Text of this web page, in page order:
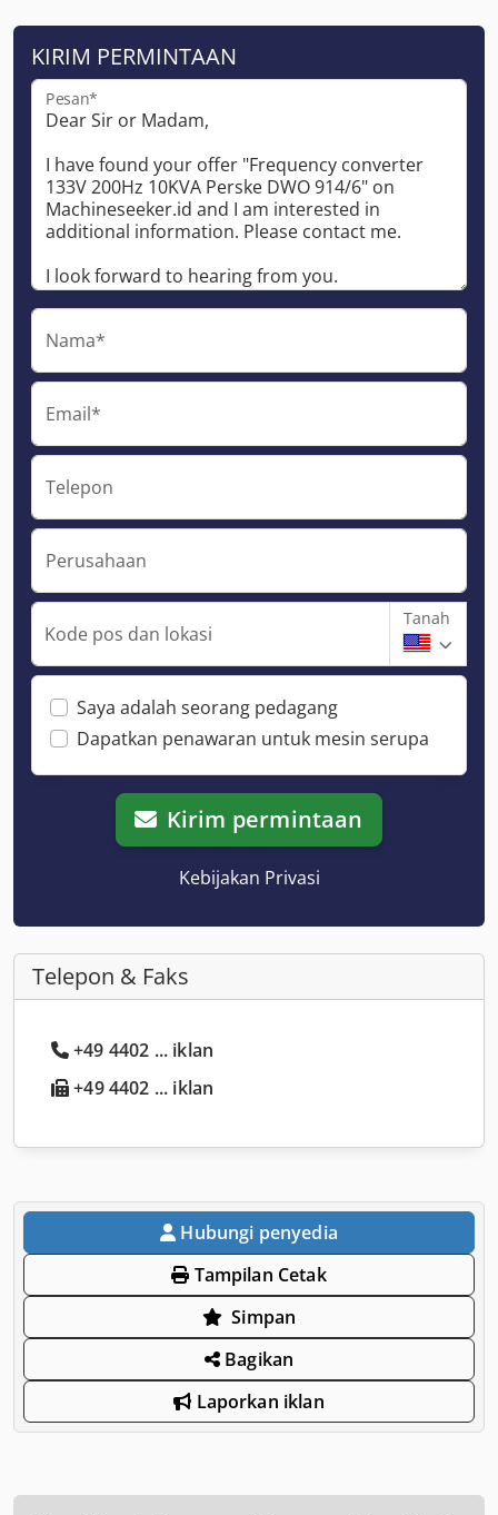
KIRIM PERMINTAAN
Pesan*
Nama*
Email*
Telepon
Perusahaan
Kode pos dan lokasi
Tanah
Saya adalah seorang pedagang
Dapatkan penawaran untuk mesin serupa
Kirim permintaan
Kebijakan Privasi
Telepon & Faks
+49 4402 ... iklan
+49 4402 ... iklan
Hubungi penyedia
Tampilan Cetak
Simpan
Bagikan
Laporkan iklan